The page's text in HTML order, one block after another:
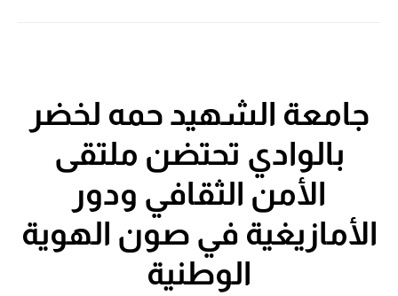
جامعة الشهيد حمه لخضر
بالوادي تحتضن ملتقى
الأمن الثقافي ودور
الأمازيغية في صون الهوية
الوطنية